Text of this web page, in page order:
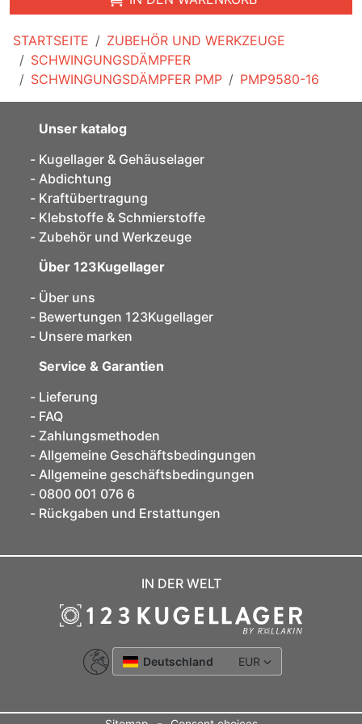
STARTSEITE
ZUBEHÖR UND WERKZEUGE
SCHWINGUNGSDÄMPFER
SCHWINGUNGSDÄMPFER PMP
PMP9580-16
Unser katalog
Kugellager & Gehäuselager
Abdichtung
Kraftübertragung
Klebstoffe & Schmierstoffe
Zubehör und Werkzeuge
Über 123Kugellager
Über uns
Bewertungen 123Kugellager
Unsere marken
Service & Garantien
Lieferung
FAQ
Zahlungsmethoden
Allgemeine Geschäftsbedingungen
Allgemeine geschäftsbedingungen
0800 001 076 6
Rückgaben und Erstattungen
IN DER WELT
Deutschland EUR